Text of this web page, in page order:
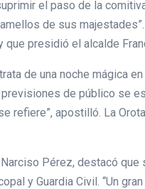
el paso de la
de sus
que presidió el alcalde
de una noche mágica
de público se
refiere”, apostilló. La
Pérez, destacó
y Guardia Civil. “Un